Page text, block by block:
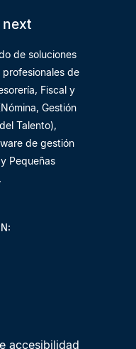
next
de soluciones
de
Fiscal y
Gestión
Talento),
de gestión
Pequeñas
accesibilidad